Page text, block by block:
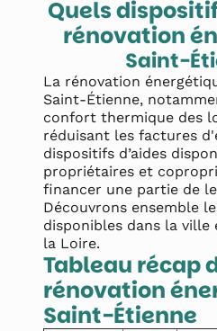
Quels
rénovation
Saint-
La rénovation
Saint-Étienne,
confort thermique des
réduisant les factures
dispositifs d’aides
propriétaires et
financer une partie de
Découvrons ensemble
disponibles dans la
la Loire.
Tableau récap
rénovation
Saint-Étienne